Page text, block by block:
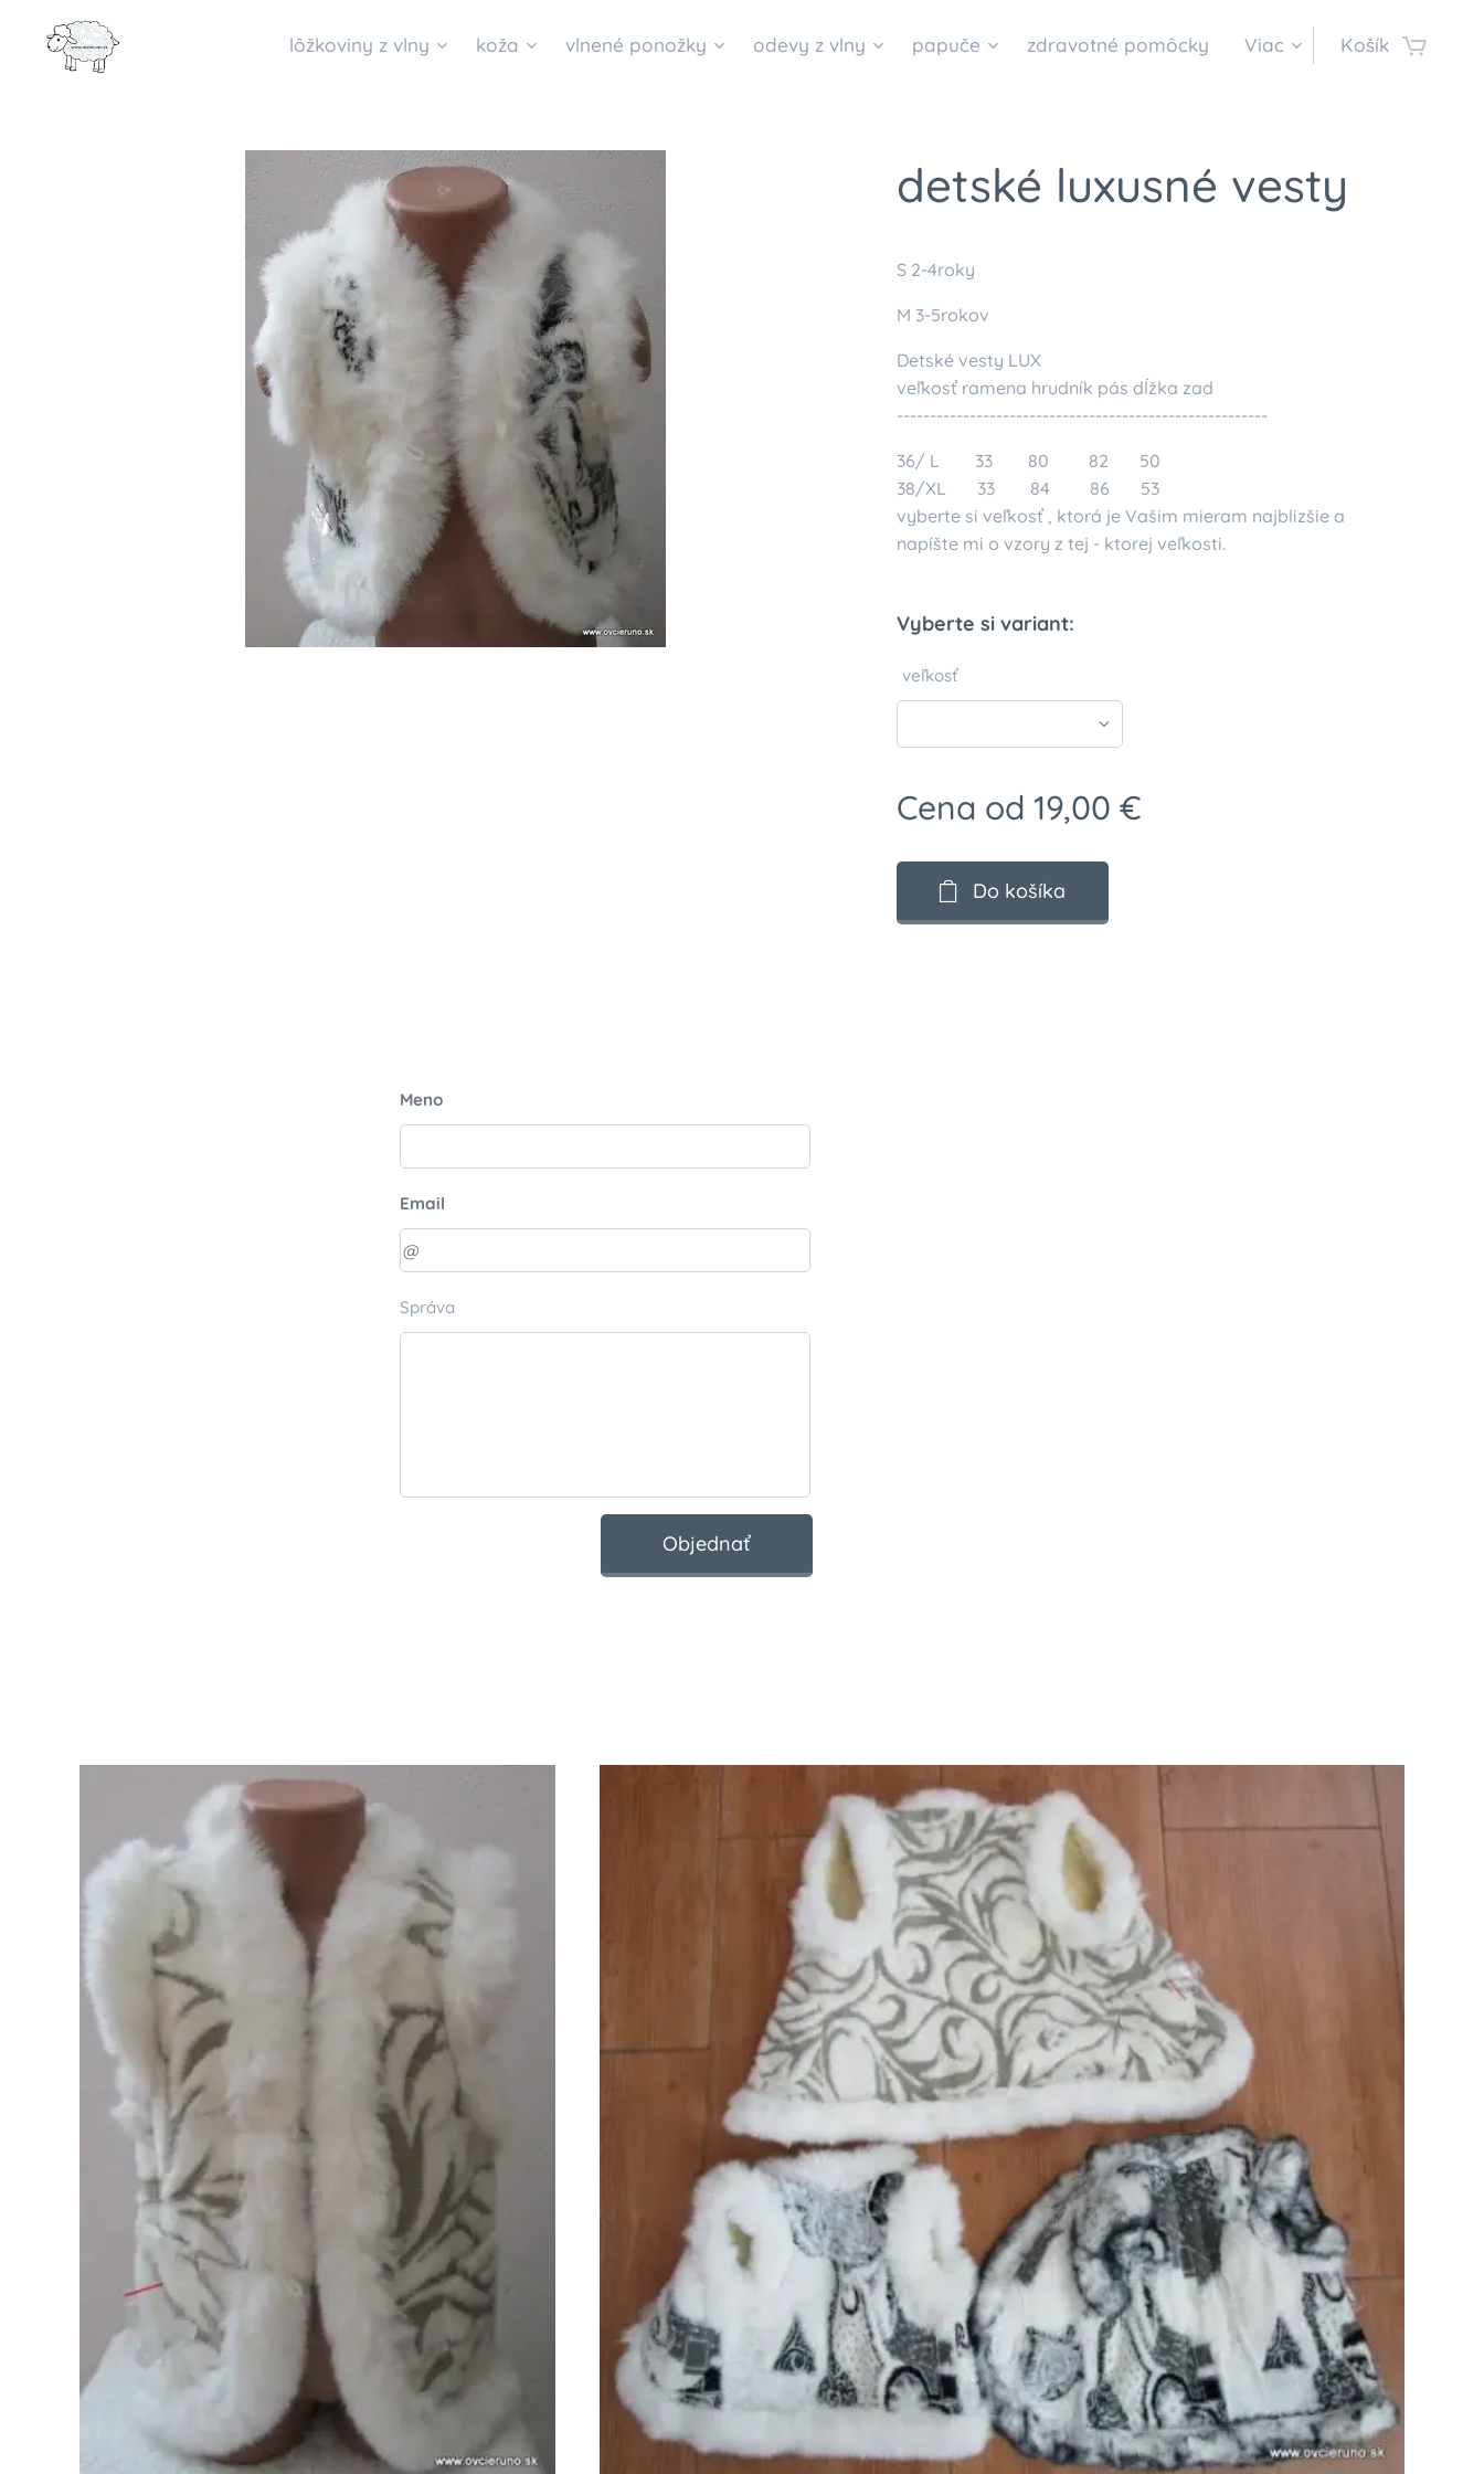
lôžkoviny z vlny koža vlnené ponožky odevy z vlny papuče zdravotné pomôcky Viac Košík
detské luxusné vesty
S 2-4roky
M 3-5rokov
Detské vesty LUX
veľkosť ramena hrudník pás dĺžka zad
--------------------------------------------------------
36/ L 33 80 82 50
38/XL 33 84 86 53
vyberte si veľkosť , ktorá je Vašim mieram najblizšie a
napíšte mi o vzory z tej - ktorej veľkosti.
Vyberte si variant:
veľkosť
Cena od 19,00 €
Do košíka
Meno
Email
Správa
Objednať